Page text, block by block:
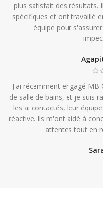
plus satisfait des résultats.
spécifiques et ont travaillé
équipe pour
J'ai récemment engagé
de salle de bains, et je suis
les ai contactés, leur
réactive. Ils m'ont aidé à
attentes tout en